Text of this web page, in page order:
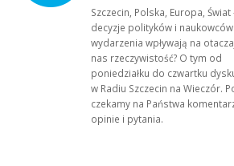
Szczecin, Polska, Europa, Świat
decyzje polityków i
wydarzenia wpływają na
nas rzeczywistość? O tym od
poniedziałku do czwartku
w Radiu Szczecin na Wieczór.
czekamy na Państwa
opinie i pytania.